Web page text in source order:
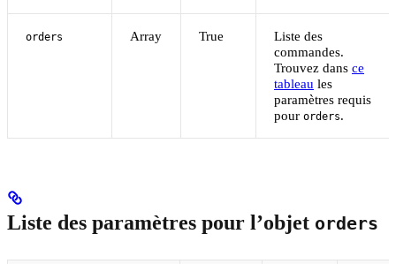
orders Array True
Liste des
commandes.
Trouvez dans ce
tableau les
paramètres requis
pour orders.
Liste des paramètres pour l’objet orders